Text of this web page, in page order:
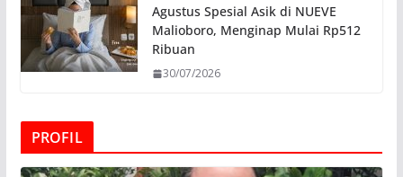
Agustus Spesial Asik di NUEVE
Malioboro, Menginap Mulai Rp512
Ribuan
30/07/2026
PROFIL